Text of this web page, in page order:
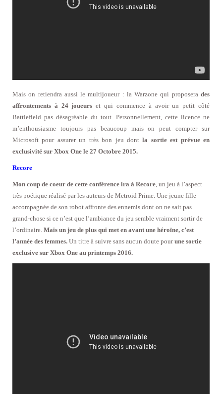
Mais on retiendra aussi le multijoueur : la Warzone qui proposera des
affrontements à 24 joueurs et qui commence à avoir un petit côté
Battlefield pas désagréable du tout. Personnellement, cette licence ne
m’enthousiasme toujours pas beaucoup mais on peut compter sur
Microsoft pour assurer un très bon jeu dontla sortie est prévue en
exclusivité sur Xbox One le 27 Octobre 2015.
Recore
Mon coup de coeur de cette conférence ira à Recore , un jeu à l’aspect
très poétique réalisé par les auteurs de Metroid Prime. Une jeune fille
accompagnée de son robot affronte des ennemis dont on ne sait pas
grand-chose si ce n’est que l’ambiance du jeu semble vraiment sortir de
l’ordinaire. Mais un jeu de plus qui met en avant une héroïne, c’est
l’année des femmes. Un titre à suivre sans aucun doute pourune sortie
exclusive sur Xbox One au printemps 2016.